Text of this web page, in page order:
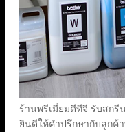
ร้านพรีเมี่ยมดีทีจี รับสกรีน
ยินดีให้คำปรึกษากับลูกค้